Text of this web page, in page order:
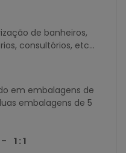
de banheiros,
consultórios, etc...
em embalagens de
embalagens de 5
– 1 : 1